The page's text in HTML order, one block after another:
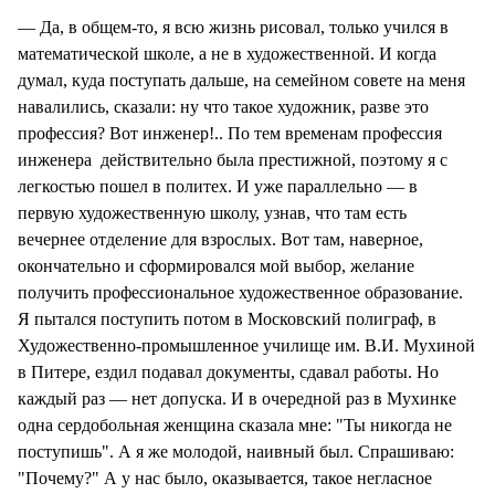
— Да, в общем-то, я всю жизнь рисовал, только учился в
математической школе, а не в художественной. И когда
думал, куда поступать дальше, на семейном совете на меня
навалились, сказали: ну что такое художник, разве это
профессия? Вот инженер!.. По тем временам профессия
инженера действительно была престижной, поэтому я с
легкостью пошел в политех. И уже параллельно — в
первую художественную школу, узнав, что там есть
вечернее отделение для взрослых. Вот там, наверное,
окончательно и сформировался мой выбор, желание
получить профессиональное художественное образование.
Я пытался поступить потом в Московский полиграф, в
Художественно-промышленное училище им. В.И. Мухиной
в Питере, ездил подавал документы, сдавал работы. Но
каждый раз — нет допуска. И в очередной раз в Мухинке
одна сердобольная женщина сказала мне: "Ты никогда не
поступишь". А я же молодой, наивный был. Спрашиваю:
"Почему?" А у нас было, оказывается, такое негласное